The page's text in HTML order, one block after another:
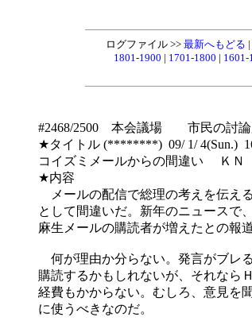
ログファイル >> 最新へもどる |
1801-1900 | 1701-1800 | 1601-
#2468/2500 本会議場 市民の討
★タイトル (********) 09/ 1/ 4(Sun.)
コイズミメールからの間違い ＫＮ
★内容
メールの配信で総理の考えを伝え
として間違いだ。新年のニュースで
麻生メールの購読者が増えたとの報
何が理由か分らない。発言がブレ
購読するかもしれないが、それなら
経費もかからない。むしろ、意見を
に使うべきなのだ。